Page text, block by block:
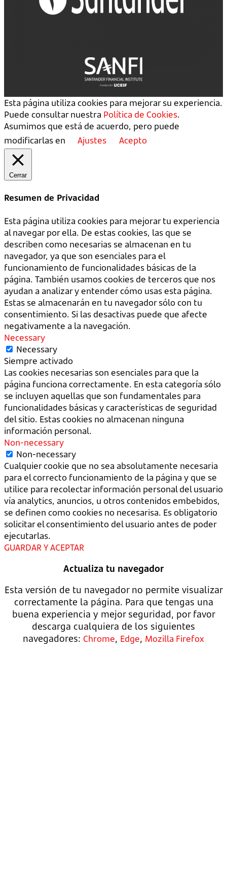
Esta página utiliza cookies para mejorar su experiencia.
Puede consultar nuestra Política de Cookies.
Asumimos que está de acuerdo, pero puede
modificarlas en
Ajustes Acepto
Cerrar
Resumen de Privacidad
Esta página utiliza cookies para mejorar tu experiencia
al navegar por ella. De estas cookies, las que se
describen como necesarias se almacenan en tu
navegador, ya que son esenciales para el
funcionamiento de funcionalidades básicas de la
página. También usamos cookies de terceros que nos
ayudan a analizar y entender cómo usas esta página.
Estas se almacenarán en tu navegador sólo con tu
consentimiento. Si las desactivas puede que afecte
negativamente a la navegación.
Necessary
Necessary
Siempre activado
Las cookies necesarias son esenciales para que la
página funciona correctamente. En esta categoría sólo
se incluyen aquellas que son fundamentales para
funcionalidades básicas y características de seguridad
del sitio. Estas cookies no almacenan ninguna
información personal.
Non-necessary
Non-necessary
Cualquier cookie que no sea absolutamente necesaria
para el correcto funcionamiento de la página y que se
utilice para recolectar información personal del usuario
vía analytics, anuncios, u otros contenidos embebidos,
se definen como cookies no necesarisa. Es obligatorio
solicitar el consentimiento del usuario antes de poder
ejecutarlas.
GUARDAR Y ACEPTAR
Actualiza tu navegador
Esta versión de tu navegador no permite visualizar
correctamente la página. Para que tengas una
buena experiencia y mejor seguridad, por favor
descarga cualquiera de los siguientes
navegadores: Chrome, Edge, Mozilla Firefox